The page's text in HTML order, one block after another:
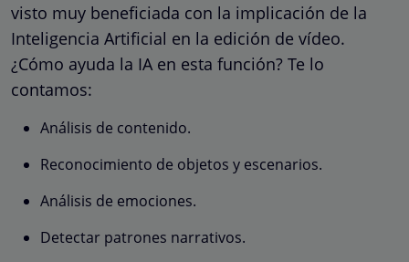
visto muy beneficiada con la implicación de la
Inteligencia Artificial en la edición de vídeo.
¿Cómo ayuda la IA en esta función? Te lo
contamos:
Análisis de contenido.
Reconocimiento de objetos y escenarios.
Análisis de emociones.
Detectar patrones narrativos.